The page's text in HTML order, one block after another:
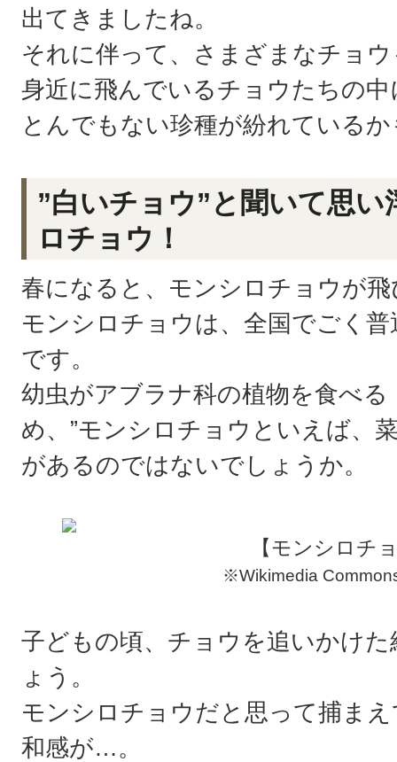
出てきましたね。
それに伴って、さまざまなチョ
身近に飛んでいるチョウたちの
とんでもない珍種が紛れている
”白いチョウ”と聞いて思
ロチョウ！
春になると、モンシロチョウが
モンシロチョウは、全国でごく
です。
幼虫がアブラナ科の植物を食べ
め、”モンシロチョウといえば、
があるのではないでしょうか。
【モンシロチ
※Wikimedia
子どもの頃、チョウを追いかけ
ょう。
モンシロチョウだと思って捕ま
和感が…。